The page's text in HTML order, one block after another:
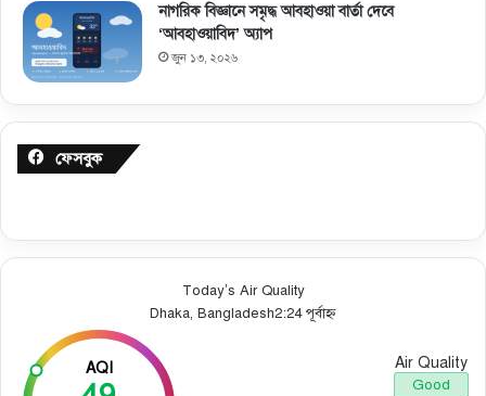
নাগরিক বিজ্ঞানে সমৃদ্ধ আবহাওয়া বার্তা দেবে
‘আবহাওয়াবিদ’ অ্যাপ
জুন ১৩, ২০২৬
ফেসবুক
Today’s Air Quality
Dhaka, Bangladesh2:24 পূর্বাহ্ন
AQI Air Quality
Good